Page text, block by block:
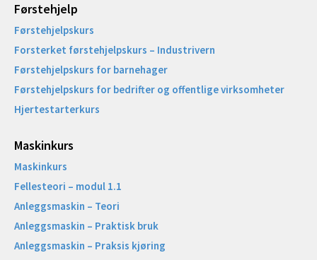
Førstehjelp
Førstehjelpskurs
Forsterket førstehjelpskurs – Industrivern
Førstehjelpskurs for barnehager
Førstehjelpskurs for bedrifter og offentlige virksomheter
Hjertestarterkurs
Maskinkurs
Maskinkurs
Fellesteori – modul 1.1
Anleggsmaskin – Teori
Anleggsmaskin – Praktisk bruk
Anleggsmaskin – Praksis kjøring